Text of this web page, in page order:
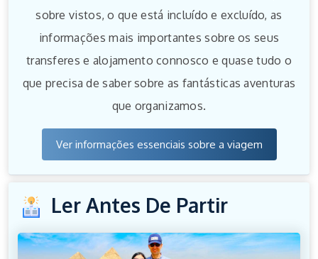
sobre vistos, o que está incluído e excluído, as
informações mais importantes sobre os seus
transferes e alojamento connosco e quase tudo o
que precisa de saber sobre as fantásticas aventuras
que organizamos.
Ver informações essenciais sobre a viagem
Ler Antes De Partir